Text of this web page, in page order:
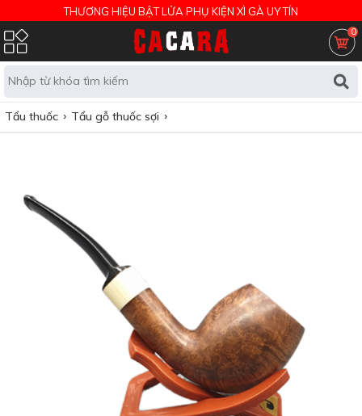
THƯƠNG HIỆU BẬT LỬA PHỤ KIỆN XÌ GÀ UY TÍN
0
Tẩu thuốc Tẩu gỗ thuốc sợi